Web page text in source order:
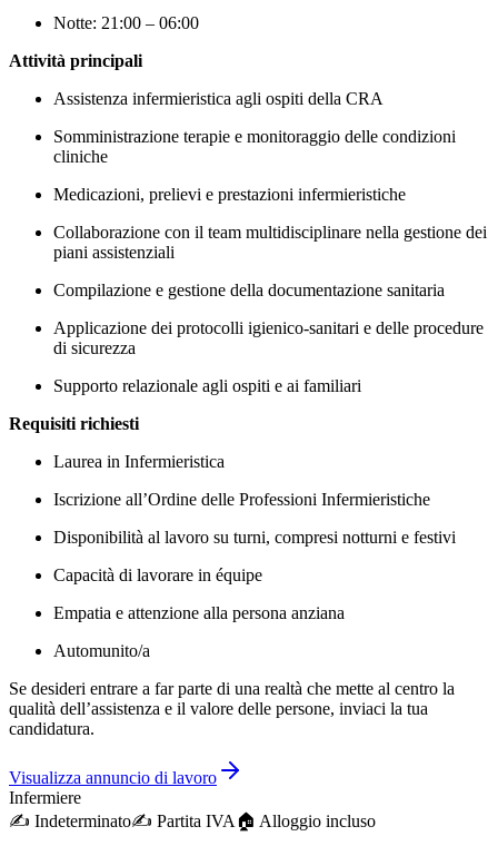
Notte: 21:00 – 06:00
Attività principali
Assistenza infermieristica agli ospiti della CRA
Somministrazione terapie e monitoraggio delle condizioni
cliniche
Medicazioni, prelievi e prestazioni infermieristiche
Collaborazione con il team multidisciplinare nella gestione dei
piani assistenziali
Compilazione e gestione della documentazione sanitaria
Applicazione dei protocolli igienico-sanitari e delle procedure
di sicurezza
Supporto relazionale agli ospiti e ai familiari
Requisiti richiesti
Laurea in Infermieristica
Iscrizione all’Ordine delle Professioni Infermieristiche
Disponibilità al lavoro su turni, compresi notturni e festivi
Capacità di lavorare in équipe
Empatia e attenzione alla persona anziana
Automunito/a
Se desideri entrare a far parte di una realtà che mette al centro la
qualità dell’assistenza e il valore delle persone, inviaci la tua
candidatura.
Visualizza annuncio di lavoro
Infermiere
✍️ Indeterminato✍️ Partita IVA 🏠︎ Alloggio incluso